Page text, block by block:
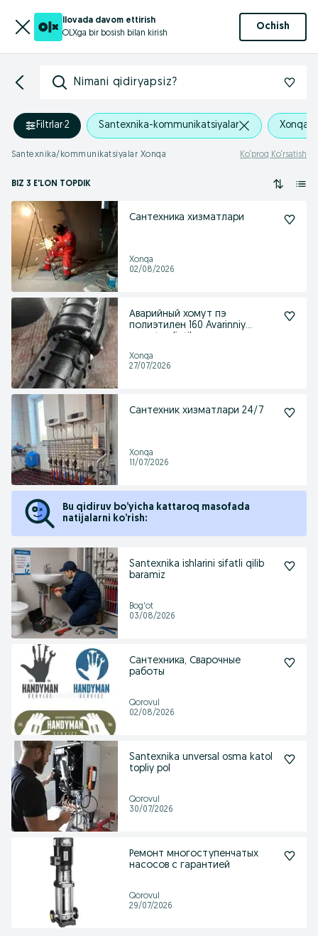
Ilovada davom ettirish
OLXga bir bosish bilan kirish
Ochish
Nimani qidiryapsiz?
Filtrlar·2 Santexnika-kommunikatsiyalar Xonqa
Santexnika/kommunikatsiyalar Xonqa Ko‘proq Ko‘rsatish
BIZ 3 E'LON TOPDIK
Сантехника хизматлари
Xonqa
02/08/2026
Аварийный хомут пэ
полиэтилен 160 Avarinniy
Xonqa
27/07/2026
Сантехник хизматлари 24/7
Xonqa
11/07/2026
Bu qidiruv bo’yicha kattaroq masofada
natijalarni ko’rish:
Santexnika ishlarini sifatli qilib
baramiz
Bog'ot
03/08/2026
Сантехника, Сварочные
работы
Qorovul
02/08/2026
Santexnika unversal osma katol
topliy pol
Qorovul
30/07/2026
Ремонт многоступенчатых
насосов с гарантией
Qorovul
29/07/2026